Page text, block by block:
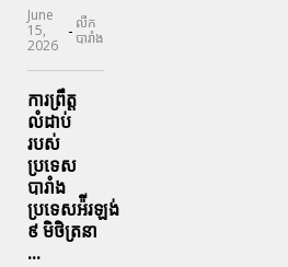
June
15,
2026
- លីក
បារាំង
ការព្រឹត្ត
លំដាប់
របស់
ប្រទេស
បារាំង
ប្រទេសអ៉ីរឡង់
៩ មិថិត្រនា
...